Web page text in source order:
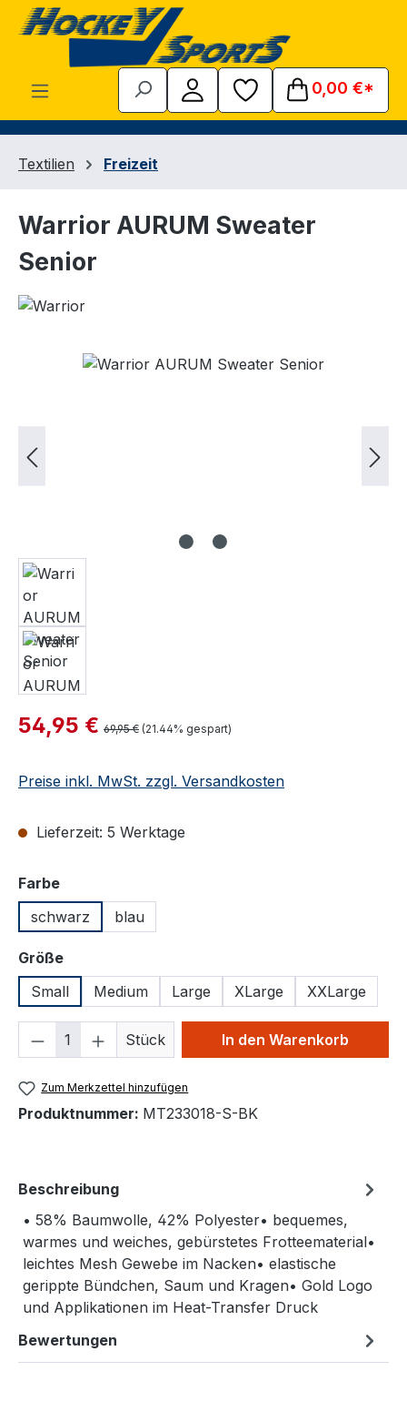
Zum Hauptinhalt springen
0,00 €*
Textilien Freizeit
Warrior AURUM Sweater
Senior
Bildergalerie überspringen
Verkaufspreis:
54,95 € Regulärer Preis:
69,95 € (21.44% gespart)
Preise inkl. MwSt. zzgl. Versandkosten
Lieferzeit: 5 Werktage
Farbeauswählen
schwarz
blau
Größeauswählen
Small
Medium Large XLarge XXLarge
Produkt Anzahl: Gib den
Stück In den Warenkorb
Zum Merkzettel hinzufügen
Produktnummer: MT233018-S-BK
Beschreibung
• 58% Baumwolle, 42% Polyester• bequemes,
warmes und weiches, gebürstetes Frotteematerial•
leichtes Mesh Gewebe im Nacken• elastische
gerippte Bündchen, Saum und Kragen• Gold Logo
und Applikationen im Heat-Transfer Druck
Bewertungen